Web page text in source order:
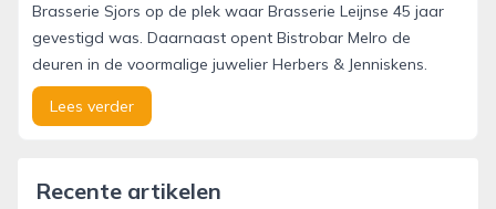
Brasserie Sjors op de plek waar Brasserie Leijnse 45 jaar
gevestigd was. Daarnaast opent Bistrobar Melro de
deuren in de voormalige juwelier Herbers & Jenniskens.
Lees verder
Recente artikelen